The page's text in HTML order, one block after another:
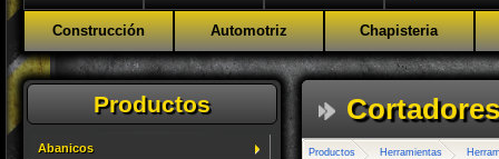
Construcción Automotriz Chapisteria
Productos
Abanicos Productos Herramientas